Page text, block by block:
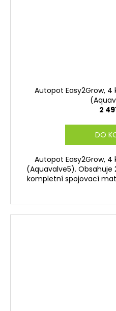
Autopot Easy2Grow,
2
DO
Autopot Easy2Grow,
(Aquavalve5). Obsahuje
kompletní spojovací